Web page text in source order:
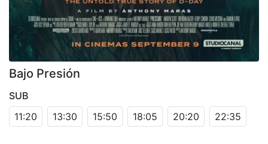
Bajo Presión
SUB
11:20
13:30 15:50 18:05 20:20 22:35